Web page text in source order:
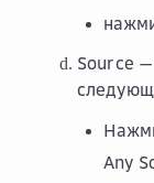
Source —
Any